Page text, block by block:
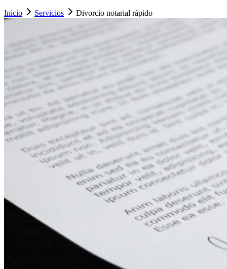
Inicio Servicios Divorcio notarial rápido